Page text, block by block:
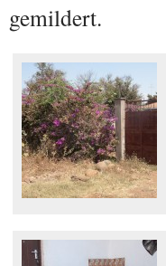
gemildert.